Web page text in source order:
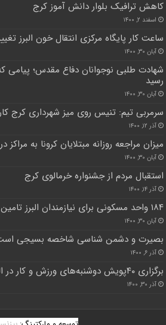
کاهش ترافیک بلوار دانش آموز کرج
اسفند ۲, ۱۴۰۰
ساعت کار پایگاه مرکزی انتقال خون البرز
آبان ۳۰, ۱۴۰۰
شهادت طلبی نوجوانان دفاع مقدس؛
رسید
آبان ۳۰, ۱۴۰۰
سرمربی تیم: تنیس روی میز شهرداری کرج
آذر ۱۲, ۱۴۰۰
میزان مراجعه روزانه مبتلایان کرونا به مراکز
آبان ۳۰, ۱۴۰۰
استقبال مردم از جشنواره خرمالوی کرج
آذر ۱۴, ۱۴۰۰
۱۸۴ واحد مسکونی برای نیازمندان البرز تامین شد
آبان ۳۰, ۱۴۰۰
بصیرت و دشمن شناسی شاخصه بسیجی
آذر ۶, ۱۴۰۰
برگزاری ۴۰پویش دوشنبه‌های ورزش و کار در البرز
آذر ۳۰, ۱۴۰۰